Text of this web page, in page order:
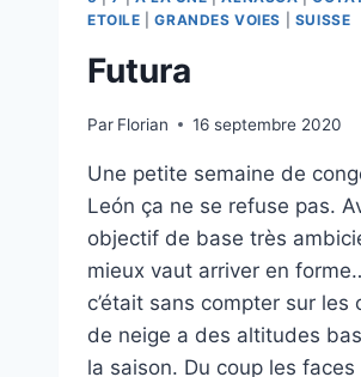
ETOILE |GRANDES VOIES SUISSE
Futura
Par Florian 16 septembre 2020
Une petite semaine de
León ça ne se refuse pas.
objectif de base très
mieux vaut arriver en
c’était sans compter sur les
de neige a des altitudes
la saison. Du coup les faces